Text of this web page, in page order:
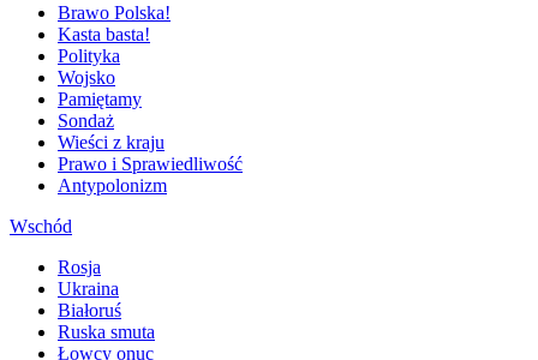
Brawo Polska!
Kasta basta!
Polityka
Wojsko
Pamiętamy
Sondaż
Wieści z kraju
Prawo i Sprawiedliwość
Antypolonizm
Wschód
Rosja
Ukraina
Białoruś
Ruska smuta
Łowcy onuc